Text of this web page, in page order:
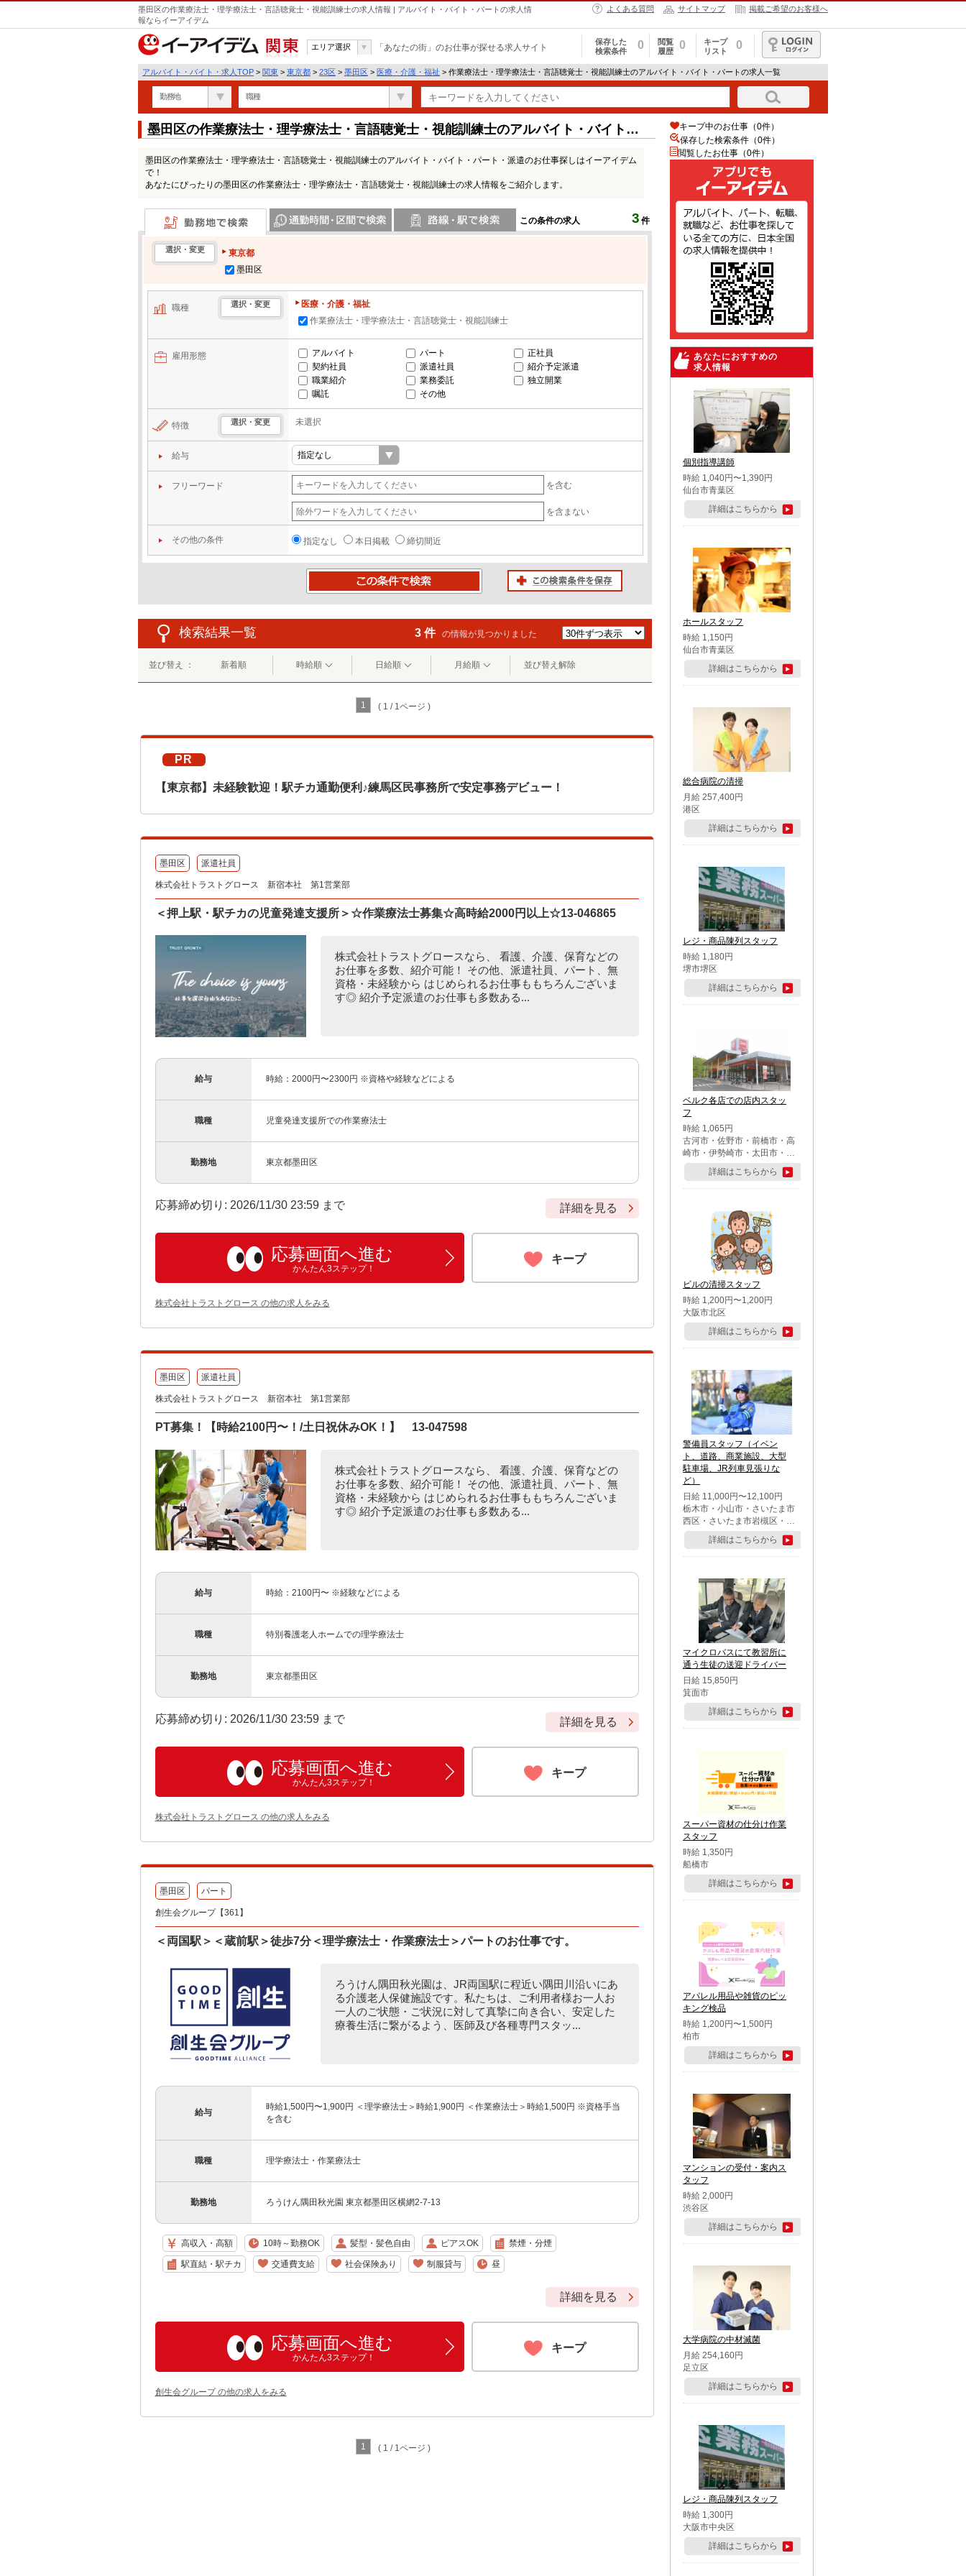
墨田区の作業療法士・理学療法士・言語聴覚士・視能訓練士の求人情報 | アルバイト・バイト・パートの求人情
報ならイーアイデム
よくある質問 サイトマップ 掲載ご希望のお客様へ
関東
エリア選択 「あなたの街」のお仕事が探せる求人サイト
保存した
検索条件
0
閲覧
履歴
0
キープ
リスト
0
ログイン
アルバイト・バイト・求人TOP > 関東 > 東京都 > 23区 > 墨田区 > 医療・介護・福祉 > 作業療法士・理学療法士・言語聴覚士・視能訓練士のアルバイト・バイト・パートの求人一覧
勤務地 職種
墨田区の作業療法士・理学療法士・言語聴覚士・視能訓練士のアルバイト・バイト・
墨田区の作業療法士・理学療法士・言語聴覚士・視能訓練士のアルバイト・バイト・パート・派遣のお仕事探しはイーアイデム
で！
あなたにぴったりの墨田区の作業療法士・理学療法士・言語聴覚士・視能訓練士の求人情報をご紹介します。
この条件の求人 3 件
勤務地で検索
選択・変更
東京都
墨田区
職種 選択・変更
医療・介護・福祉
作業療法士・理学療法士・言語聴覚士・視能訓練士
雇用形態 アルバイト パート
正社員
契約社員
派遣社員
紹介予定派遣
職業紹介
業務委託
独立開業
嘱託
その他
特徴 選択・変更 未選択
給与
フリーワード を含む
を含まない
その他の条件 指定なし 本日掲載 締切間近
検索結果一覧 3 件 の情報が見つかりました
並び替え ： 新着順 時給順 日給順 月給順 並び替え解除
1 ( 1 / 1ページ )
PR
【東京都】未経験歓迎！駅チカ通勤便利♪練馬区民事務所で安定事務デビュー！
墨田区 派遣社員
株式会社トラストグロース 新宿本社 第1営業部
＜押上駅・駅チカの児童発達支援所＞☆作業療法士募集☆高時給2000円以上☆13-046865
株式会社トラストグロースなら、 看護、介護、保育などの
お仕事を多数、紹介可能！ その他、派遣社員、パート、無
資格・未経験から はじめられるお仕事ももちろんございま
す◎ 紹介予定派遣のお仕事も多数ある...
給与 時給：2000円〜2300円 ※資格や経験などによる
職種 児童発達支援所での作業療法士
勤務地 東京都墨田区
応募締め切り: 2026/11/30 23:59 まで 詳細を見る
応募画面へ進む
かんたん3ステップ！
キープ
株式会社トラストグロース の他の求人をみる
墨田区 派遣社員
株式会社トラストグロース 新宿本社 第1営業部
PT募集！【時給2100円〜！/土日祝休みOK！】 13-047598
株式会社トラストグロースなら、 看護、介護、保育などの
お仕事を多数、紹介可能！ その他、派遣社員、パート、無
資格・未経験から はじめられるお仕事ももちろんございま
す◎ 紹介予定派遣のお仕事も多数ある...
給与 時給：2100円〜 ※経験などによる
職種 特別養護老人ホームでの理学療法士
勤務地 東京都墨田区
応募締め切り: 2026/11/30 23:59 まで 詳細を見る
応募画面へ進む
かんたん3ステップ！
キープ
株式会社トラストグロース の他の求人をみる
墨田区 パート
創生会グループ【361】
＜両国駅＞＜蔵前駅＞徒歩7分＜理学療法士・作業療法士＞パートのお仕事です。
ろうけん隅田秋光園は、JR両国駅に程近い隅田川沿いにあ
る介護老人保健施設です。私たちは、ご利用者様お一人お
一人のご状態・ご状況に対して真摯に向き合い、安定した
療養生活に繋がるよう、医師及び各種専門スタッ...
給与
時給1,500円〜1,900円 ＜理学療法士＞時給1,900円 ＜作業療法士＞時給1,500円 ※資格手当
を含む
職種 理学療法士・作業療法士
勤務地 ろうけん隅田秋光園 東京都墨田区横網2-7-13
高収入・高額 10時～勤務OK 髪型・髪色自由 ピアスOK 禁煙・分煙
駅直結・駅チカ 交通費支給 社会保険あり 制服貸与 昼
詳細を見る
応募画面へ進む
かんたん3ステップ！
キープ
創生会グループ の他の求人をみる
1 ( 1 / 1ページ )
キープ中のお仕事（0件）
保存した検索条件（0件）
閲覧したお仕事（0件）
あなたにおすすめの
求人情報
個別指導講師
時給 1,040円〜1,390円
仙台市青葉区
詳細はこちらから
ホールスタッフ
時給 1,150円
仙台市青葉区
詳細はこちらから
総合病院の清掃
月給 257,400円
港区
詳細はこちらから
レジ・商品陳列スタッフ
時給 1,180円
堺市堺区
詳細はこちらから
ベルク各店での店内スタッ
フ
時給 1,065円
古河市・佐野市・前橋市・高
崎市・伊勢崎市・太田市・館
林市・藤岡市・大泉町・さい
たま市北区・川越市・熊谷
市・行田市・秩父市・所沢
市・鶴ケ島市・千葉市中央
区・市川市・松戸市・習志野
市・柏市・流山市・八千代
市・足立区・江戸川区・八王
子市・町田市
詳細はこちらから
ビルの清掃スタッフ
時給 1,200円〜1,200円
大阪市北区
詳細はこちらから
警備員スタッフ（イベン
ト、道路、商業施設、大型
駐車場、JR列車見張りな
ど）
日給 11,000円〜12,100円
栃木市・小山市・さいたま市
西区・さいたま市岩槻区・久
喜市・蓮田市
詳細はこちらから
マイクロバスにて教習所に
通う生徒の送迎ドライバー
日給 15,850円
箕面市
詳細はこちらから
スーパー資材の仕分け作業
スタッフ
時給 1,350円
船橋市
詳細はこちらから
アパレル用品や雑貨のピッ
キング検品
時給 1,200円〜1,500円
柏市
詳細はこちらから
マンションの受付・案内ス
タッフ
時給 2,000円
渋谷区
詳細はこちらから
大学病院の中材滅菌
月給 254,160円
足立区
詳細はこちらから
レジ・商品陳列スタッフ
時給 1,300円
大阪市中央区
詳細はこちらから